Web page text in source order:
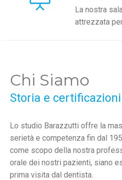
La nostra
attrezzata
Chi Siamo
Storia e certificazioni
Lo studio Barazzutti offre la
serietà e competenza fin dal
come scopo della nostra
orale dei nostri pazienti, siano
prima visita dal dentista.